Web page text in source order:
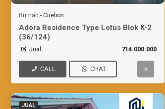
Rumah - Cirebon
Adora Residence Type Lotus Blok K-2
(36/124)
Jual 714.000.000
CALL CHAT
JUAL